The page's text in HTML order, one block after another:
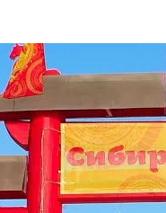
Новости
Что привезти